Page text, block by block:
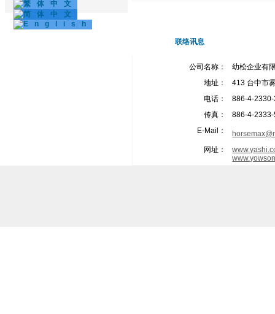
联络讯息
公司名称：
幼松企业有
地址：
413 台中市
电话：
886-4-
传真：
886-4-
E-Mail：
网址：